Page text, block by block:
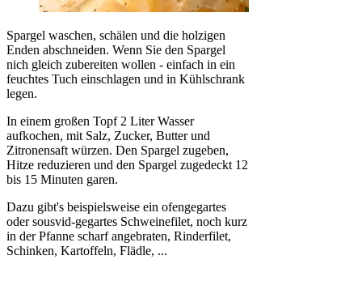
Spargel waschen, schälen und die holzigen
Enden abschneiden. Wenn Sie den Spargel
nich gleich zubereiten wollen - einfach in ein
feuchtes Tuch einschlagen und in Kühlschrank
legen.
In einem großen Topf 2 Liter Wasser
aufkochen, mit Salz, Zucker, Butter und
Zitronensaft würzen. Den Spargel zugeben,
Hitze reduzieren und den Spargel zugedeckt 12
bis 15 Minuten garen.
Dazu gibt's beispielsweise ein ofengegartes
oder sousvid-gegartes Schweinefilet, noch kurz
in der Pfanne scharf angebraten, Rinderfilet,
Schinken, Kartoffeln, Flädle, ...